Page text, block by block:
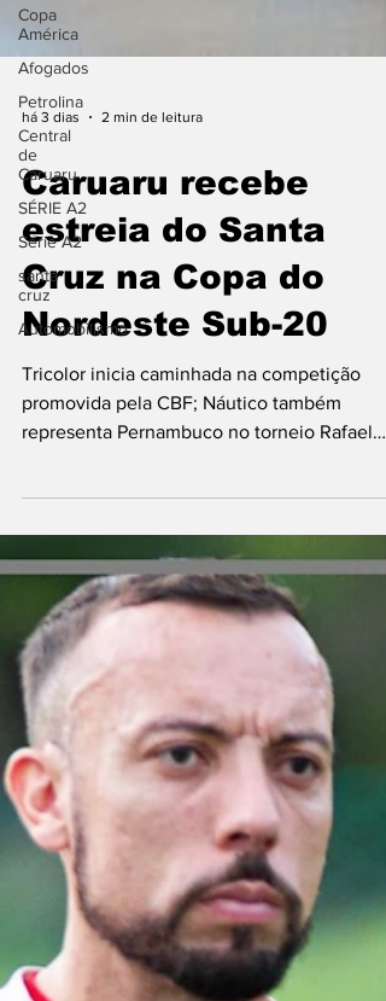
Copa
América
Afogados
Petrolina
Central
de
Caruaru
SÉRIE A2
Série A2
santa
cruz
Automobilismo
há 3 dias
Caruaru recebe
estreia do Santa
Cruz na Copa do
Nordeste Sub-20
Tricolor inicia caminhada na competição
Santa Cruz na Copa do Nordeste Sub-20,
competição promovida pela Confederação
Brasileira de Futebol (CBF). O Tricolor
enfrenta o Esporte de Patos-PB no próximo
dia 8 de agosto, pela primeira rodada do
torneio, que reúne 16 clubes dos nove
estados do Nordeste. Ao lado do Náutico, o
Santa Cruz é um dos dois representant